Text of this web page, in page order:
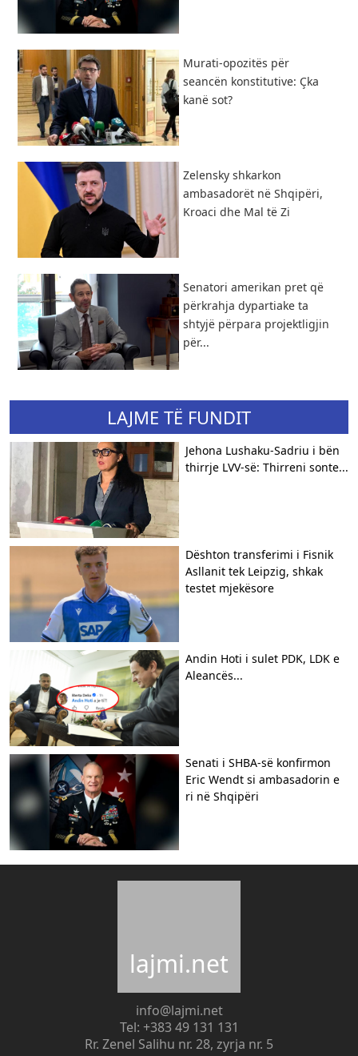
​Murati-opozitës për
seancën konstitutive: Çka
kanë sot?
Zelensky shkarkon
ambasadorët në Shqipëri,
Kroaci dhe Mal të Zi
Senatori amerikan pret që
përkrahja dypartiake ta
shtyjë përpara projektligjin
për...
LAJME TË FUNDIT
Jehona Lushaku-Sadriu i bën
thirrje LVV-së: Thirreni sonte...
Dështon transferimi i Fisnik
Asllanit tek Leipzig, shkak
testet mjekësore
Andin Hoti i sulet PDK, LDK e
Aleancës...
Senati i SHBA-së konfirmon
Eric Wendt si ambasadorin e
ri në Shqipëri
lajmi.net
info@lajmi.net
Tel: +383 49 131 131
Rr. Zenel Salihu nr. 28, zyrja nr. 5